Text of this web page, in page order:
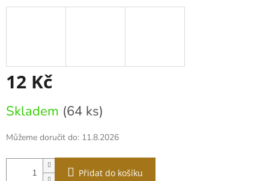
12 Kč
cena:
Skladem (64 ks)
Můžeme doručit do: 11.8.2026
Přidat do košíku